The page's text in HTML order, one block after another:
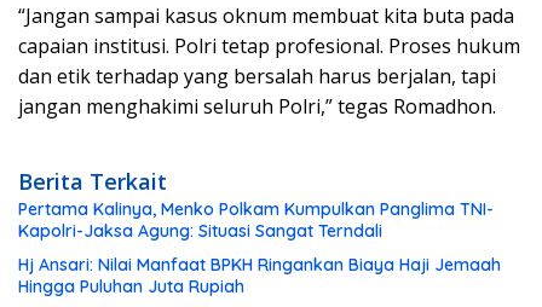
“Jangan sampai kasus oknum membuat kita buta pada
capaian institusi. Polri tetap profesional. Proses hukum
dan etik terhadap yang bersalah harus berjalan, tapi
jangan menghakimi seluruh Polri,” tegas Romadhon.
Berita Terkait
Pertama Kalinya, Menko Polkam Kumpulkan Panglima TNI-
Kapolri-Jaksa Agung: Situasi Sangat Terndali
Hj Ansari: Nilai Manfaat BPKH Ringankan Biaya Haji Jemaah
Hingga Puluhan Juta Rupiah